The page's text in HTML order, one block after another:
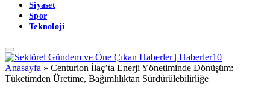
Siyaset
Spor
Teknoloji
Anasayfa » Centurion İlaç’ta Enerji Yönetiminde Dönüşüm:
Tüketimden Üretime, Bağımlılıktan Sürdürülebilirliğe